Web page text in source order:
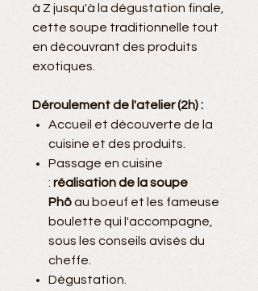
à Z jusqu'à la dégustation finale,
cette soupe traditionnelle tout
en découvrant des produits
exotiques.
Déroulement de l'atelier (2h) :
Accueil et découverte de la
cuisine et des produits.
Passage en cuisine
: réalisation de la soupe
Phôau boeuf et les fameuse
boulette qui l'accompagne,
sous les conseils avisés du
cheffe.
Dégustation.